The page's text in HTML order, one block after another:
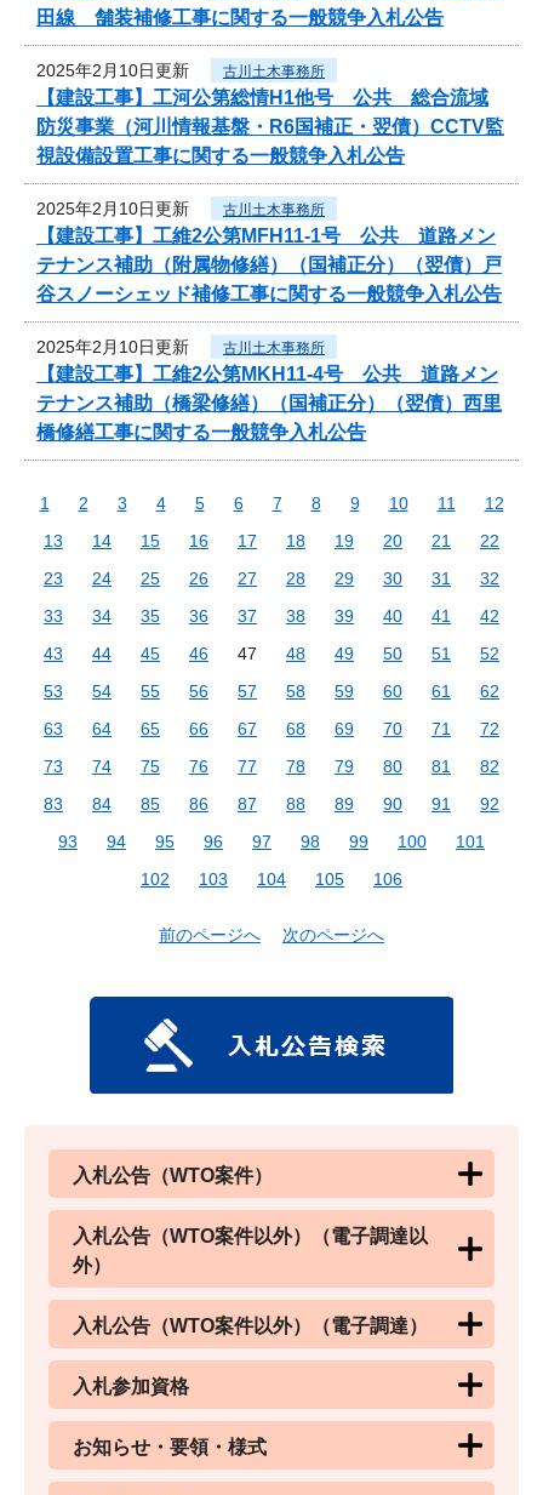
田線 舗装補修工事に関する一般競争入札公告
2025年2月10日更新 古川土木事務所
【建設工事】工河公第総情H1他号 公共 総合流域
防災事業（河川情報基盤・R6国補正・翌債）CCTV監
視設備設置工事に関する一般競争入札公告
2025年2月10日更新 古川土木事務所
【建設工事】工維2公第MFH11-1号 公共 道路メン
テナンス補助（附属物修繕）（国補正分）（翌債）戸
谷スノーシェッド補修工事に関する一般競争入札公告
2025年2月10日更新 古川土木事務所
【建設工事】工維2公第MKH11-4号 公共 道路メン
テナンス補助（橋梁修繕）（国補正分）（翌債）西里
橋修繕工事に関する一般競争入札公告
1 2 3 4 5 6 7 8 9 10 11
12
13
14 15 16 17 18 19 20 21
22
23
24 25 26 27 28 29 30 31
32
33
34 35 36 37 38 39 40 41
42
43
44 45 46 47 48 49 50 51
52
53
54 55 56 57 58 59 60 61
62
63
64 65 66 67 68 69 70 71
72
73
74 75 76 77 78 79 80 81
82
83
84 85 86 87 88 89 90 91
92
93
94 95 96 97 98 99 100
101
102
103 104 105 106
前のページへ 次のページへ
入札公告（WTO案件）
入札公告（WTO案件以外）（電子調達以
外）
入札公告（WTO案件以外）（電子調達）
入札参加資格
お知らせ・要領・様式